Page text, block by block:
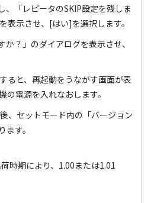
「レピータのSKIP設定を残しま
表示させ、[はい]を選択します。
？」のダイアログを表示させ、
と、再起動をうながす画面が表
の電源を入れなおします。
、セットモード内の「バージョン
す。
時期により、1.00または1.01